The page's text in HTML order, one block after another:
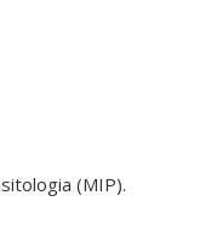
(MIP).